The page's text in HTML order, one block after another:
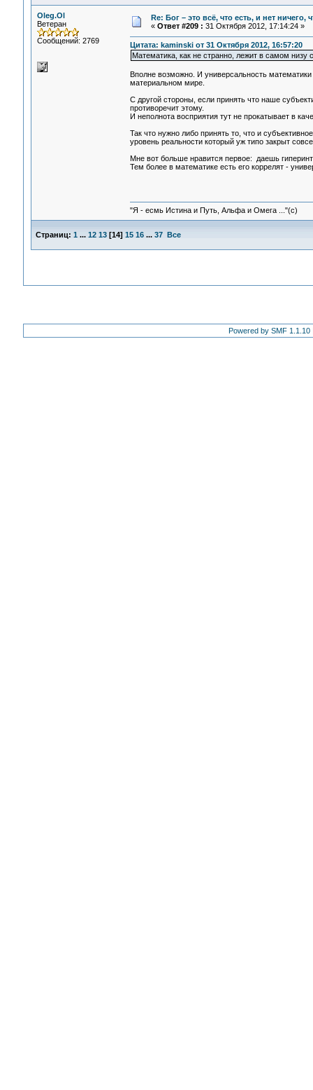
Oleg.Ol
Ветеран
Сообщений: 2769
Re: Бог – это всё, что есть, и нет
« Ответ #209 : 31 Октября 2012, 17:14:24 »
Цитата: kaminski от 31 Октября 2012, 16:57:20
Математика, как не странно, лежит в самом низу
Вполне возможно. И универсальность
материальном мире.
С другой стороны, если принять что наше
противоречит этому.
И неполнота восприятия тут не прокатывает в
Так что нужно либо принять то, что и
уровень реальности который уж типо закрыт
Мне вот больше нравится первое: даешь
Тем более в математике есть его коррелят -
"Я - есмь Истина и Путь, Альфа и Омега ..."(с)
Страниц: 1 ... 12 13[14] 15 16 ... 37 Все
Powered by SMF 1.1.10